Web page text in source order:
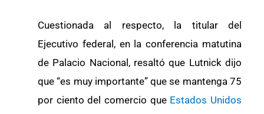
Cuestionada al respecto, la titular del
Ejecutivo federal, en la conferencia matutina
de Palacio Nacional, resaltó que Lutnick dijo
que “es muy importante” que se mantenga 75
por ciento del comercio que Estados Unidos